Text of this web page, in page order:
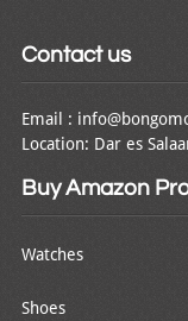
Contact us
Email :
Location: Dar es
Buy Amazon
Watches
Shoes